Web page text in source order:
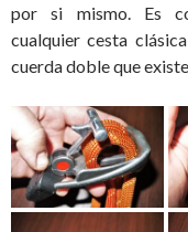
por si mismo. Es
cualquier cesta
cuerda doble que